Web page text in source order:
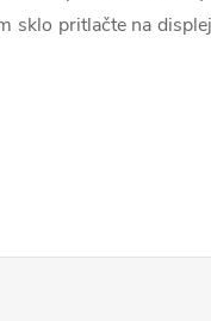
sklo pritlačte na